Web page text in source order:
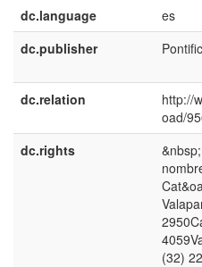
dc.language
es
dc.publisher
dc.relation
http://
oad/
dc.rights
(32)